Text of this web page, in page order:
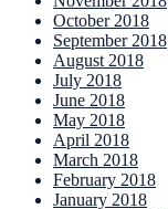
October 2018
September 2018
August 2018
July 2018
June 2018
May 2018
April 2018
March 2018
February 2018
January 2018